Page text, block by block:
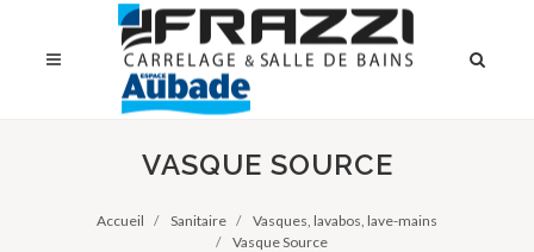
VASQUE SOURCE
Accueil Sanitaire
Vasques, lavabos, lave-mains
Vasque Source